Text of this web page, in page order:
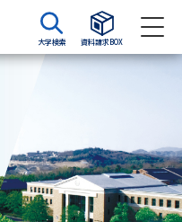
大学検索 資料請求BOX
部・学科パンフ